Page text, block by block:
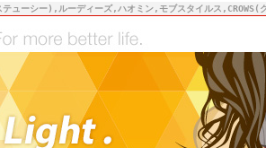
シー),ルーディーズ,ハオミン,モブスタイルス,CROWS(ク